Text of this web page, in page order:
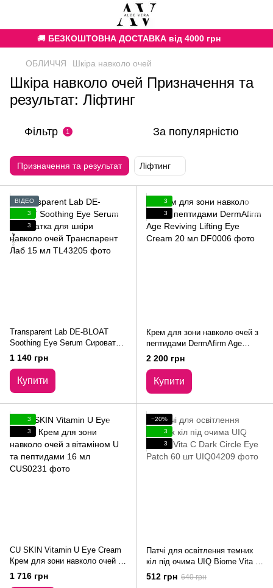
🚚 БЕЗКОШТОВНА ДОСТАВКА від 4000 грн
ОБЛИЧЧЯ Шкіра навколо очей
Шкіра навколо очей Призначення та
результат: Ліфтинг
Фільтр 1 За популярністю
Призначення та результат Ліфтинг
ВІДЕО
3
3
Transparent Lab DE-BLOAT
Soothing Eye Serum Сироватка
для шкіри навколо очей
Транспарент Лаб 15 мл
1 140 грн
Купити
3
3
Крем для зони навколо очей з
пептидами DermAfirm Age
Reviving Lifting Eye Cream 20
2 200 грн
Купити
3
3
CU SKIN Vitamin U Eye Cream
Крем для зони навколо очей з
вітаміном U та пептидами 16
1 716 грн
−20%
3
3
Патчі для освітлення темних
кіл під очима UIQ Biome Vita C
Dark Circle Eye Patch 60 шт
512 грн 640 грн